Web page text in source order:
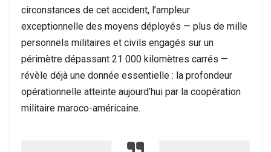
circonstances de cet accident, l’ampleur
exceptionnelle des moyens déployés — plus de mille
personnels militaires et civils engagés sur un
périmètre dépassant 21 000 kilomètres carrés —
révèle déjà une donnée essentielle : la profondeur
opérationnelle atteinte aujourd’hui par la coopération
militaire maroco-américaine.